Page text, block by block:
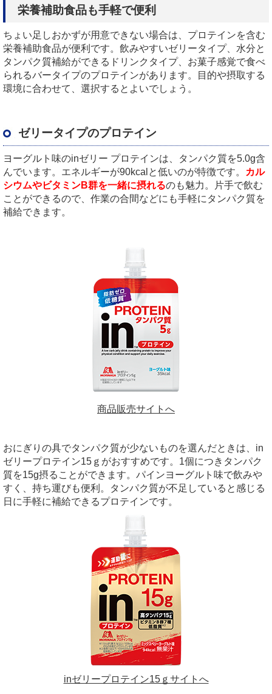
栄養補助食品も手軽で便利
ちょい足しおかずが用意できない場合は、プロテインを含む
栄養補助食品が便利です。飲みやすいゼリータイプ、水分と
タンパク質補給ができるドリンクタイプ、お菓子感覚で食べ
られるバータイプのプロテインがあります。目的や摂取する
環境に合わせて、選択するとよいでしょう。
ゼリータイプのプロテイン
ヨーグルト味のinゼリー プロテインは、タンパク質を5.0g含
んでいます。エネルギーが90kcalと低いのが特徴です。
カル
シウムやビタミンB群を一緒に摂れるのも魅力。片手で飲む
ことができるので、作業の合間などにも手軽にタンパク質を
補給できます。
商品販売サイトへ
おにぎりの具でタンパク質が少ないものを選んだときは、in
ゼリープロテイン15ｇがおすすめです。1個につきタンパク
質を15g摂ることができます。パインヨーグルト味で飲みや
すく、持ち運びも便利。タンパク質が不足していると感じる
日に手軽に補給できるプロテインです。
inゼリープロテイン15ｇサイトへ